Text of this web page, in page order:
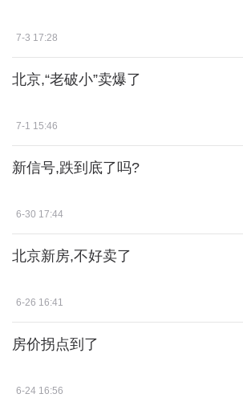
7-3 17:28
北京,“老破小”卖爆了
7-1 15:46
新信号,跌到底了吗?
6-30 17:44
北京新房,不好卖了
6-26 16:41
房价拐点到了
6-24 16:56